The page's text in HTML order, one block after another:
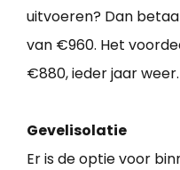
uitvoeren? Dan
van €960. Het
€880, ieder jaar weer.
Gevelisolatie
Er is de optie voor